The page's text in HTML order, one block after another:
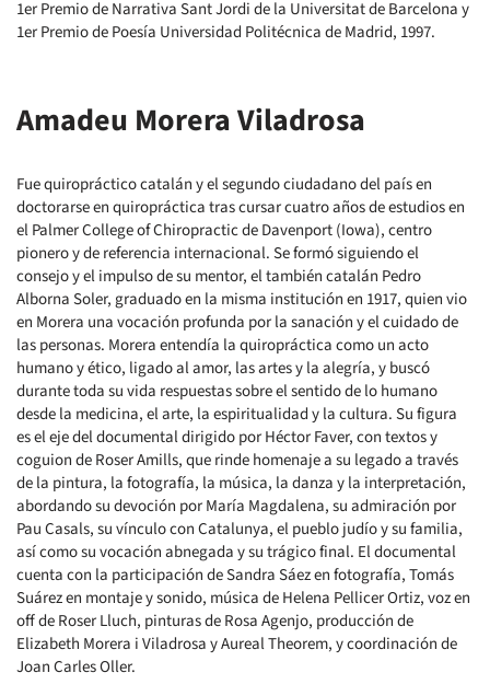
1er Premio de Narrativa Sant Jordi de la Universitat de Barcelona y
1er Premio de Poesía Universidad Politécnica de Madrid, 1997.
Amadeu Morera Viladrosa
Fue quiropráctico catalán y el segundo ciudadano del país en
doctorarse en quiropráctica tras cursar cuatro años de estudios en
el Palmer College of Chiropractic de Davenport (Iowa), centro
pionero y de referencia internacional. Se formó siguiendo el
consejo y el impulso de su mentor, el también catalán Pedro
Alborna Soler, graduado en la misma institución en 1917, quien vio
en Morera una vocación profunda por la sanación y el cuidado de
las personas. Morera entendía la quiropráctica como un acto
humano y ético, ligado al amor, las artes y la alegría, y buscó
durante toda su vida respuestas sobre el sentido de lo humano
desde la medicina, el arte, la espiritualidad y la cultura. Su figura
es el eje del documental dirigido por Héctor Faver, con textos y
coguion de Roser Amills, que rinde homenaje a su legado a través
de la pintura, la fotografía, la música, la danza y la interpretación,
abordando su devoción por María Magdalena, su admiración por
Pau Casals, su vínculo con Catalunya, el pueblo judío y su familia,
así como su vocación abnegada y su trágico final. El documental
cuenta con la participación de Sandra Sáez en fotografía, Tomás
Suárez en montaje y sonido, música de Helena Pellicer Ortiz, voz en
off de Roser Lluch, pinturas de Rosa Agenjo, producción de
Elizabeth Morera i Viladrosa y Aureal Theorem, y coordinación de
Joan Carles Oller.